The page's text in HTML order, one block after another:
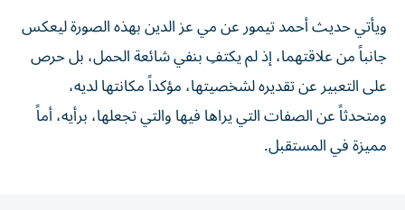
ويأتي حديث أحمد تيمور عن مي عز الدين بهذه الصورة ليعكس
جانباً من علاقتهما، إذ لم يكتفِ بنفي شائعة الحمل، بل حرص
على التعبير عن تقديره لشخصيتها، مؤكداً مكانتها لديه،
ومتحدثاً عن الصفات التي يراها فيها والتي تجعلها، برأيه، أماً
مميزة في المستقبل.